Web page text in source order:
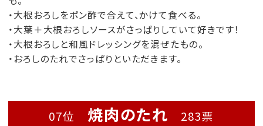
・大根おろしをポン酢で合えて、かけて食べる。
・大葉＋大根おろしソースがさっぱりしていて好きです！
・大根おろしと和風ドレッシングを混ぜたもの。
・おろしのたれでさっぱりといただきます。
07位 焼肉のたれ 283票